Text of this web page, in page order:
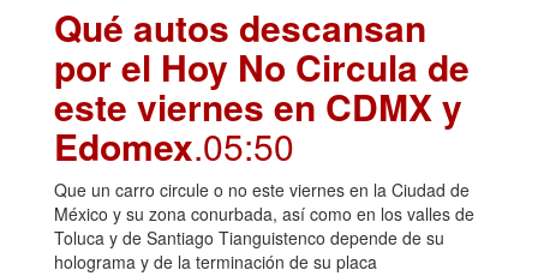
Qué autos descansan
por el Hoy No Circula de
este viernes en CDMX y
Edomex.05:50
Que un carro circule o no este viernes en la Ciudad de
México y su zona conurbada, así como en los valles de
Toluca y de Santiago Tianguistenco depende de su
holograma y de la terminación de su placa